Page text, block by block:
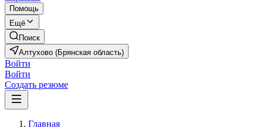
Помощь
Ещё
Поиск
Алтухово (Брянская область)
Войти
Войти
Создать резюме
Главная